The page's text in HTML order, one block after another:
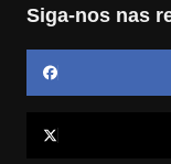
Siga-nos nas